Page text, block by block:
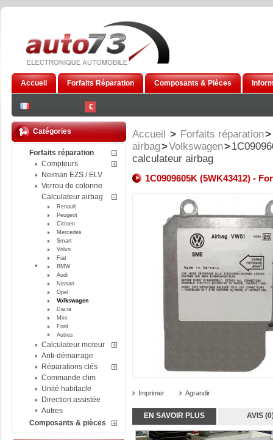
€
Accueil Forfaits Réparation Composants & Pièces
Catégories
Forfaits réparation
Compteurs
Neiman EZS / ELV
Verrou de colonne
Calculateur airbag
Renault
Peugeot
Citroen
Mercedes
Smart
Volvo
Fiat
BMW
Audi
Nissan
Opel
Volkswagen
Dacia
Mini
Ford
Autres
Calculateur moteur
Anti-démarrage
Réparations clés
Commande clim
Unité habitacle
Direction assistée
Autres
Composants & pièces
Accueil > Forfaits réparation>
airbag>Volkswagen>
calculateur airbag
1C0909605K (5WK43412) -
Imprimer Agrandir
EN SAVOIR PLUS AVIS